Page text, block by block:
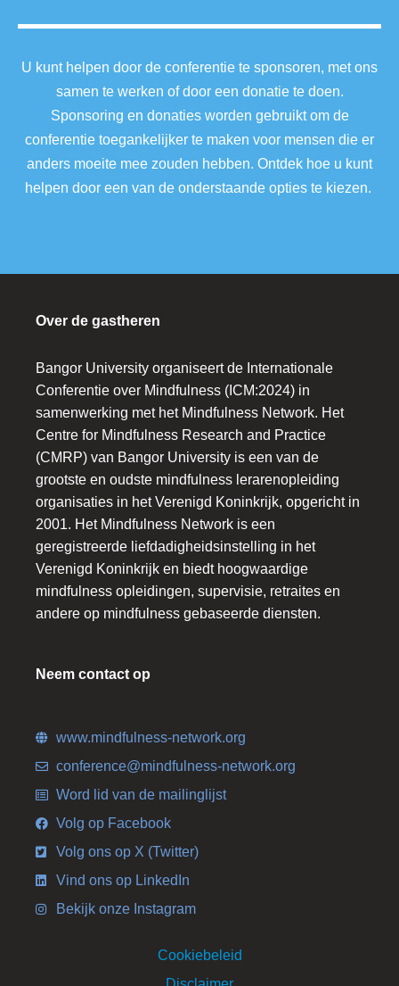
U kunt helpen door de conferentie te sponsoren, met ons
samen te werken of door een donatie te doen.
Sponsoring en donaties worden gebruikt om de
conferentie toegankelijker te maken voor mensen die er
anders moeite mee zouden hebben. Ontdek hoe u kunt
helpen door een van de onderstaande opties te kiezen.
Over de gastheren
Bangor University organiseert de Internationale
Conferentie over Mindfulness (ICM:2024) in
samenwerking met het Mindfulness Network. Het
Centre for Mindfulness Research and Practice
(CMRP) van Bangor University is een van de
grootste en oudste mindfulness lerarenopleiding
organisaties in het Verenigd Koninkrijk, opgericht in
2001. Het Mindfulness Network is een
geregistreerde liefdadigheidsinstelling in het
Verenigd Koninkrijk en biedt hoogwaardige
mindfulness opleidingen, supervisie, retraites en
andere op mindfulness gebaseerde diensten.
Neem contact op
www.mindfulness-network.org
conference@mindfulness-network.org
Word lid van de mailinglijst
Volg op Facebook
Volg ons op X (Twitter)
Vind ons op LinkedIn
Bekijk onze Instagram
Cookiebeleid